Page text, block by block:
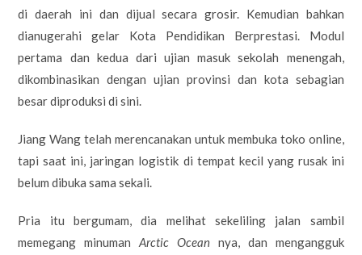
di daerah ini dan dijual secara grosir. Kemudian bahkan
dianugerahi gelar Kota Pendidikan Berprestasi. Modul
pertama dan kedua dari ujian masuk sekolah menengah,
dikombinasikan dengan ujian provinsi dan kota sebagian
besar diproduksi di sini.
Jiang Wang telah merencanakan untuk membuka toko online,
tapi saat ini, jaringan logistik di tempat kecil yang rusak ini
belum dibuka sama sekali.
Pria itu bergumam, dia melihat sekeliling jalan sambil
memegang minumanArctic Ocean nya, dan mengangguk